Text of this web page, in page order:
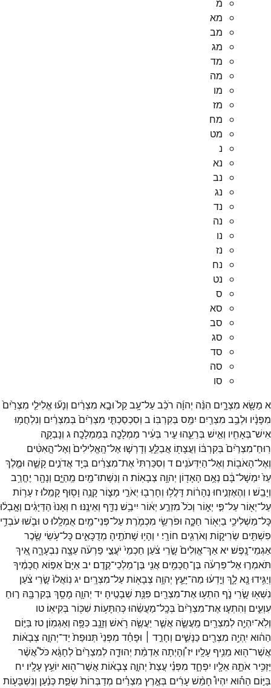
מ
מא
מב
מג
מד
מה
מו
מז
מח
מט
נ
נא
נב
נג
נד
נה
נו
נז
נח
נט
ס
סא
סב
סג
סד
סה
סו
א מַשָּׂ֖א מִצְרָ֑יִם הִנֵּ֨ה יְהוָ֜ה רֹכֵ֨בעַל־עָ֥בקַל֙ וּבָ֣א מִצְרַ֔יִם וְנָע֞וּאֱלִילֵ֤י מִצְרַ֙יִם֙
מִפָּנָ֔יו וּלְבַ֥ב מִצְרַ֖יִם יִמַּ֥ס בְּקִרְבּֽוֹ׃ ב וְסִכְסַכְתִּ֤י מִצְרַ֙יִם֙ בְּמִצְרַ֔יִם וְנִלְחֲמ֥וּ
אִישׁ־בְּאָחִ֖יו וְאִ֣ישׁ בְּרֵעֵ֑הוּעִ֣יר בְּעִ֔יר מַמְלָכָ֖ה בְּמַמְלָכָֽה׃ ג וְנָבְקָ֤ה
רֽוּחַ־מִצְרַ֙יִם֙ בְּקִרְבּ֔וֹ וַעֲצָת֖וֹ אֲבַלֵּ֑עַ וְדָרְשׁ֤וּאֶל־הָֽאֱלִילִים֙ וְאֶל־הָ֣אִטִּ֔ים
וְאֶל־הָאֹב֖וֹת וְאֶל־הַיִּדְּעֹנִֽים׃ ד וְסִכַּרְתִּי֙אֶת־מִצְרַ֔יִם בְּיַ֖דאֲדֹנִ֣ים קָשֶׁ֑ה וּמֶ֤לֶךְ
עַז֙ יִמְשָׁל־בָּ֔ם נְאֻ֥ם הָאָד֖וֹן יְהוָ֥ה צְבָאֽוֹת׃ ה וְנִשְּׁתוּ־מַ֖יִם מֵֽהַיָּ֑ם וְנָהָ֖ר יֶחֱרַ֥ב
וְיָבֵֽשׁ׃ ו וְהֶאֶזְנִ֣יחוּ נְהָר֔וֹתדָּלֲל֥וּ וְחָרְב֖וּ יְאֹרֵ֣י מָצ֑וֹרקָנֶ֥ה וָס֖וּף קָמֵֽלוּ׃זעָר֥וֹת
עַל־יְא֖וֹרעַל־פִּ֣י יְא֑וֹר וְכֹל֙ מִזְרַ֣ע יְא֔וֹר יִיבַ֥שׁ נִדַּ֖ף וְאֵינֶֽנּוּ׃ ח וְאָנוּ֙ הַדַּיָּגִ֔ים וְאָ֣בְל֔וּ
כָּל־מַשְׁלִיכֵ֥י בַיְא֖וֹר חַכָּ֑ה וּפֹרְשֵׂ֥י מִכְמֹ֛רֶתעַל־פְּנֵי־מַ֖יִם אֻמְלָֽלוּ׃ט וּבֹ֛שׁוּעֹבְדֵ֥י
פִשְׁתִּ֖ים שְׂרִיק֑וֹת וְאֹרְגִ֖ים חוֹרָֽי׃ י וְהָי֥וּ שָׁתֹתֶ֖יהָ מְדֻכָּאִ֑ים כָּל־עֹ֥שֵׂי שֶׂ֖כֶר
אַגְמֵי־נָֽפֶשׁ׃ יאאַךְ־אֱוִלִים֙ שָׂ֣רֵי צֹ֔עַן חַכְמֵי֙ יֹעֲצֵ֣י פַרְעֹ֔ה עֵצָ֖ה נִבְעָרָ֑ה אֵ֚יךְ
תֹּאמְר֣וּאֶל־פַּרְעֹ֔ה בֶּן־חֲכָמִ֥ים אֲנִ֖י בֶּן־מַלְכֵי־קֶֽדֶם׃ יבאַיָּם֙אֵפ֣וֹא חֲכָמֶ֔יךָ
וְיַגִּ֥ידוּ נָ֖אלָ֑ךְ וְיֵ֣דְע֔וּ מַה־יָּעַ֛ץ יְהוָ֥ה צְבָא֖וֹתעַל־מִצְרָֽיִם׃ יג נֽוֹאֲלוּ֙ שָׂ֣רֵי צֹ֔עַן
נִשְּׁא֖וּ שָׂ֣רֵי נֹ֑ף הִתְע֥וּאֶת־מִצְרַ֖יִם פִּנַּ֥ת שְׁבָטֶֽיהָ׃ יד יְהוָ֛ה מָסַ֥ךְ בְּקִרְבָּ֖הּ ר֣וּחַ
עִוְעִ֑ים וְהִתְע֤וּאֶת־מִצְרַ֙יִם֙ בְּכָֽל־מַעֲשֵׂ֔הוּכְּהִתָּע֥וֹת שִׁכּ֖וֹר בְּקִיאֽוֹ׃ טו
וְלֹֽא־יִהְיֶ֥ה לְמִצְרַ֖יִם מַֽעֲשֶׂ֑ה אֲשֶׁ֧ר יַעֲשֶׂ֛ה רֹ֥אשׁ וְזָנָ֖בכִּפָּ֥ה וְאַגְמֽוֹן׃ טז בַּיּ֣וֹם
הַה֔וּא יִֽהְיֶ֥ה מִצְרַ֖יִם כַּנָּשִׁ֑ים וְחָרַ֣ד ׀ וּפָחַ֗ד מִפְּנֵי֙ תְּנוּפַת֙ יַד־יְהוָ֣ה צְבָא֔וֹת
אֲשֶׁר־ה֖וּא מֵנִ֥יף עָלָֽיו׃ יזוְ֠הָיְתָה אַדְמַ֨ת יְהוּדָ֤ה לְמִצְרַ֙יִם֙לְחָגָּ֔אכֹּל֩אֲשֶׁ֨ר
יַזְכִּ֥יראֹתָ֛הּ אֵלָ֖יו יִפְחָ֑ד מִפְּנֵ֗י עֲצַת֙ יְהוָ֣ה צְבָא֔וֹתאֲשֶׁר־ה֖וּא יוֹעֵ֥ץעָלָֽיו׃ יח
בַּיּ֣וֹם הַה֡וּא יִהְיוּ֩ חָמֵ֨שׁעָרִ֜ים בְּאֶ֣רֶץ מִצְרַ֗יִם מְדַבְּרוֹת֙ שְׂפַ֣תכְּנַ֔עַן וְנִשְׁבָּע֖וֹת